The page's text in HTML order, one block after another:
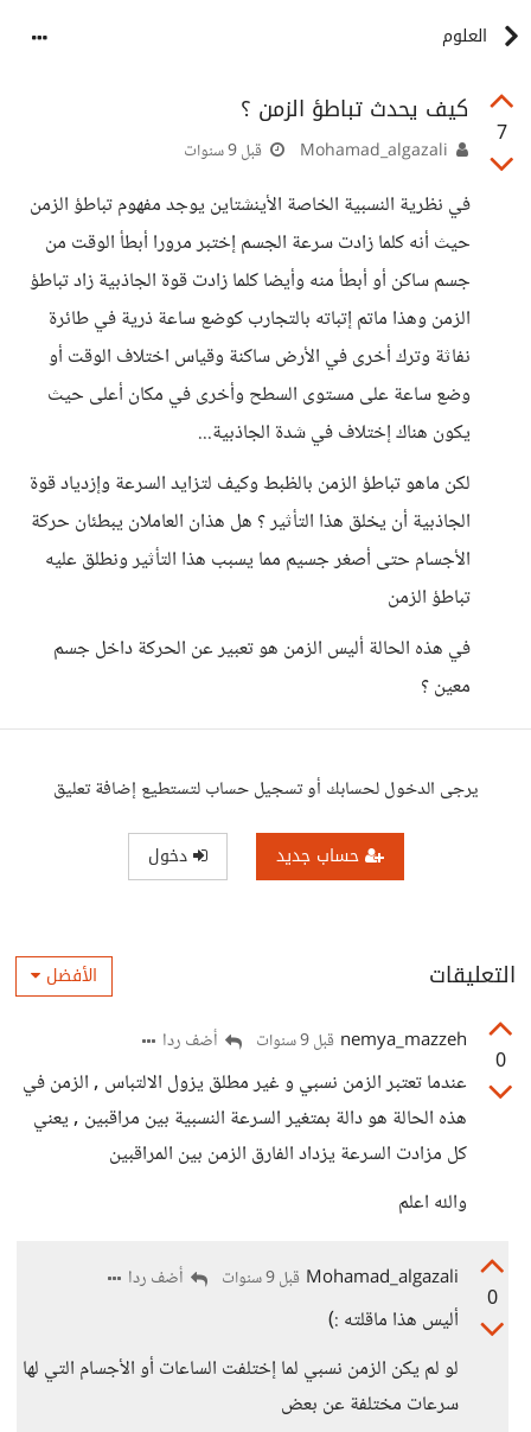
العلوم
7
كيف يحدث تباطؤ الزمن ؟
قبل 9 سنوات
في نظرية النسبية الخاصة الأينشتاين يوجد مفهوم تباطؤ الزمن
حيث أنه كلما زادت سرعة الجسم إختبر مرورا أبطأ الوقت من
جسم ساكن أو أبطأ منه وأيضا كلما زادت قوة الجاذبية زاد تباطؤ
الزمن وهذا ماتم إتباته بالتجارب كوضع ساعة ذرية في طائرة
نفاثة وترك أخرى في الأرض ساكنة وقياس اختلاف الوقت أو
وضع ساعة على مستوى السطح وأخرى في مكان أعلى حيث
يكون هناك إختلاف في شدة الجاذبية...
لكن ماهو تباطؤ الزمن بالظبط وكيف لتزايد السرعة وإزدياد قوة
الجاذبية أن يخلق هذا التأثير ؟ هل هذان العاملان يبطئان حركة
الأجسام حتى أصغر جسيم مما يسبب هذا التأثير ونطلق عليه
تباطؤ الزمن
في هذه الحالة أليس الزمن هو تعبير عن الحركة داخل جسم
معين ؟
يرجى الدخول لحسابك أو تسجيل حساب لتستطيع إضافة تعليق
حساب جديد دخول
التعليقات الأفضل
0
nemya_mazzeh قبل 9 سنوات أضف ردا
عندما تعتبر الزمن نسبي و غير مطلق يزول الالتباس , الزمن في
هذه الحالة هو دالة بمتغير السرعة النسبية بين مراقبين , يعني
كل مزادت السرعة يزداد الفارق الزمن بين المراقبين
والله اعلم
0
Mohamad_algazali قبل 9 سنوات أضف ردا
أليس هذا ماقلته :)
لو لم يكن الزمن نسبي لما إختلفت الساعات أو الأجسام التي لها
سرعات مختلفة عن بعض